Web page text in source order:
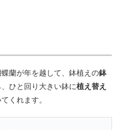
蘭が年を越して、鉢植えの鉢
、ひと回り大きい鉢に植え替え
くれます。